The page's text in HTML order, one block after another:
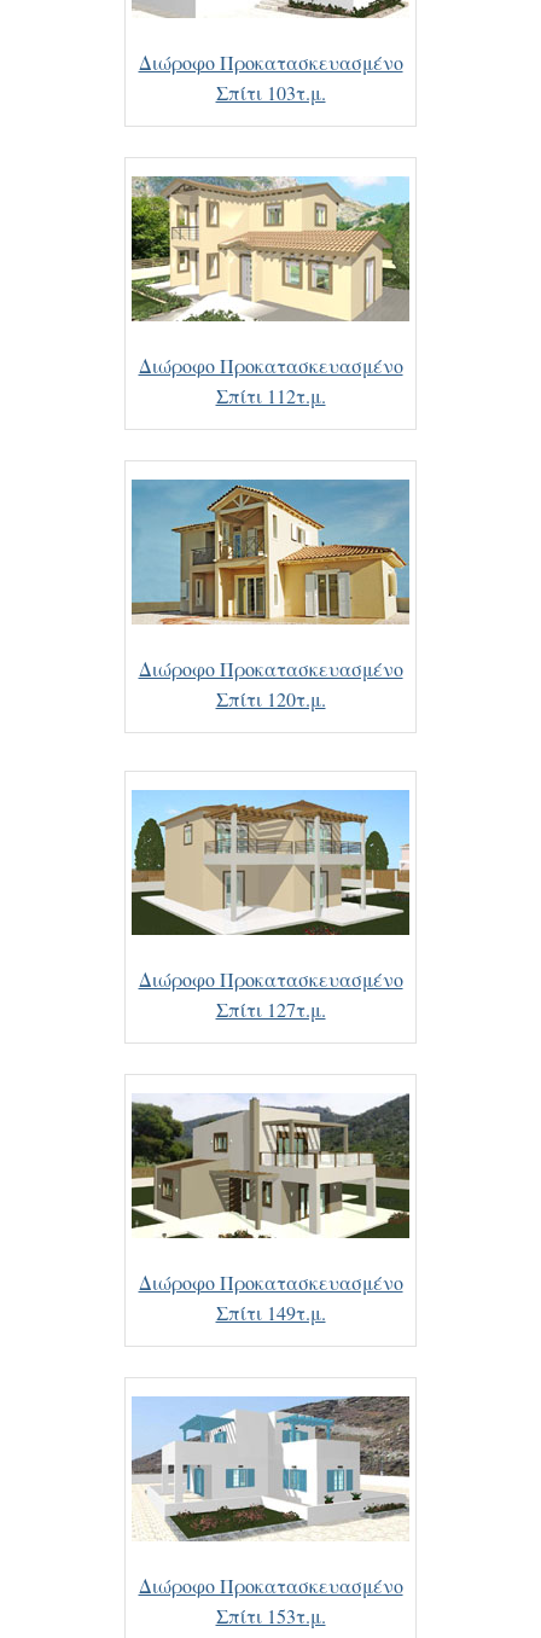
Διώροφο Προκατασκευασμένο
Σπίτι 103τ.μ.
Διώροφο Προκατασκευασμένο
Σπίτι 112τ.μ.
Διώροφο Προκατασκευασμένο
Σπίτι 120τ.μ.
Διώροφο Προκατασκευασμένο
Σπίτι 127τ.μ.
Διώροφο Προκατασκευασμένο
Σπίτι 149τ.μ.
Διώροφο Προκατασκευασμένο
Σπίτι 153τ.μ.